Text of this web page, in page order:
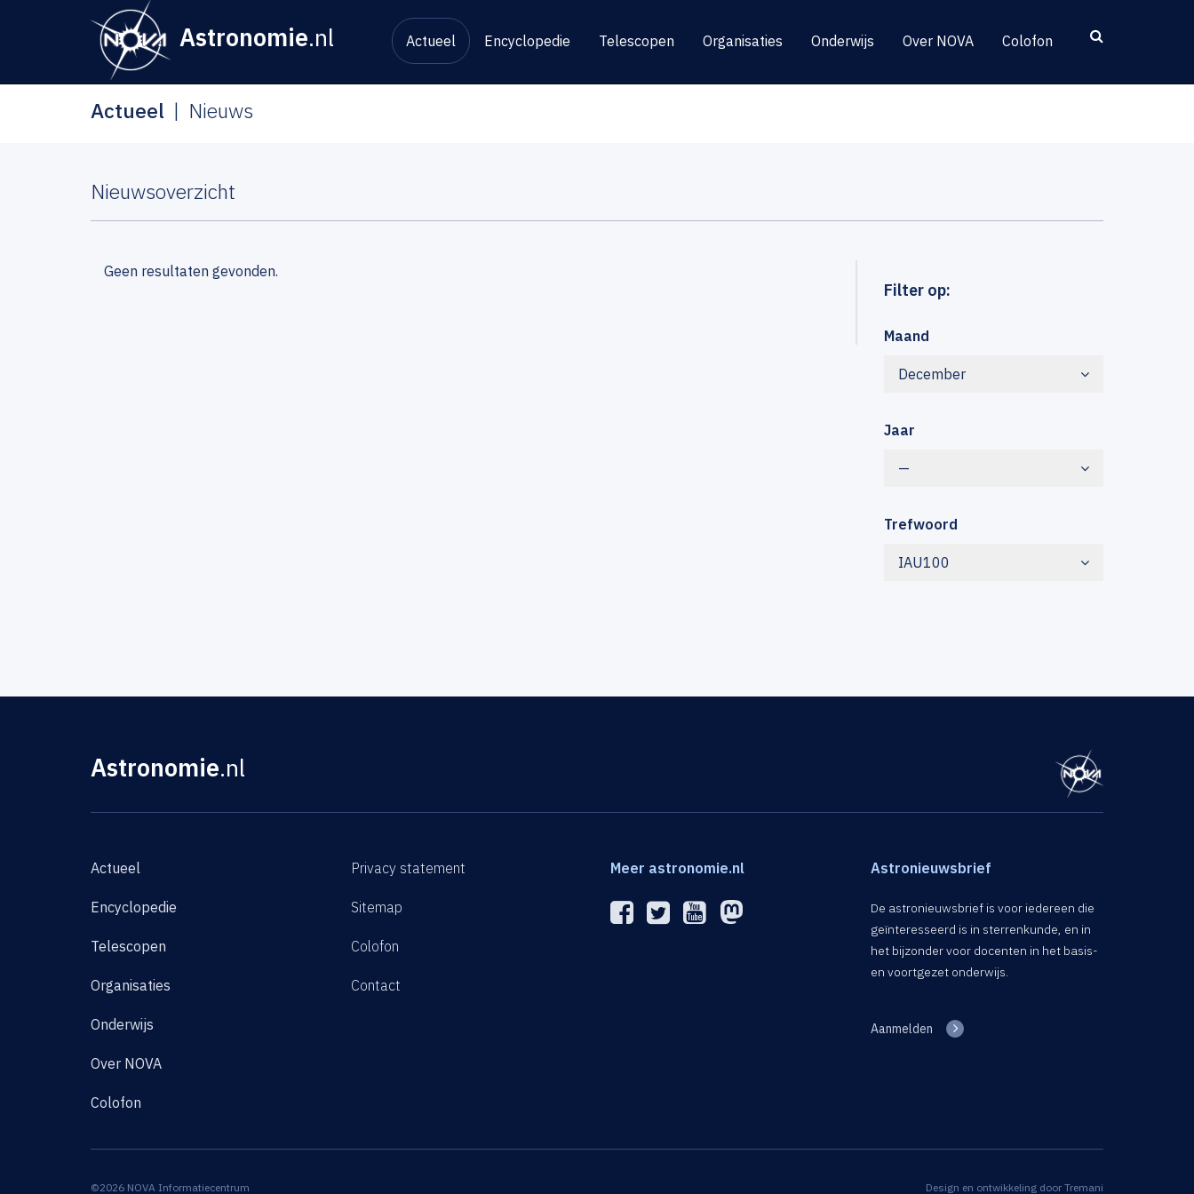
Astronomie.nl Actueel Encyclopedie Telescopen Organisaties Onderwijs Over NOVA Colofon
Actueel Nieuws
Nieuwsoverzicht
Filter op:
Maand
December
Jaar
—
Trefwoord
IAU100
Geen resultaten gevonden.
Astronomie.nl
Actueel
Encyclopedie
Telescopen
Organisaties
Onderwijs
Over NOVA
Colofon
Privacy statement
Sitemap
Colofon
Contact
Meer astronomie.nl Astronieuwsbrief
De astronieuwsbrief is voor iedereen die
geïnteresseerd is in sterrenkunde, en in
het bijzonder voor docenten in het basis-
en voortgezet onderwijs.
Aanmelden
©2026 NOVA Informatiecentrum Design en ontwikkeling door Tremani